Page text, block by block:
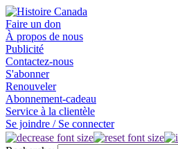
Faire un don
À propos de nous
Publicité
Contactez-nous
S'abonner
Renouveler
Abonnement-cadeau
Service à la clientèle
Se joindre / Se connecter